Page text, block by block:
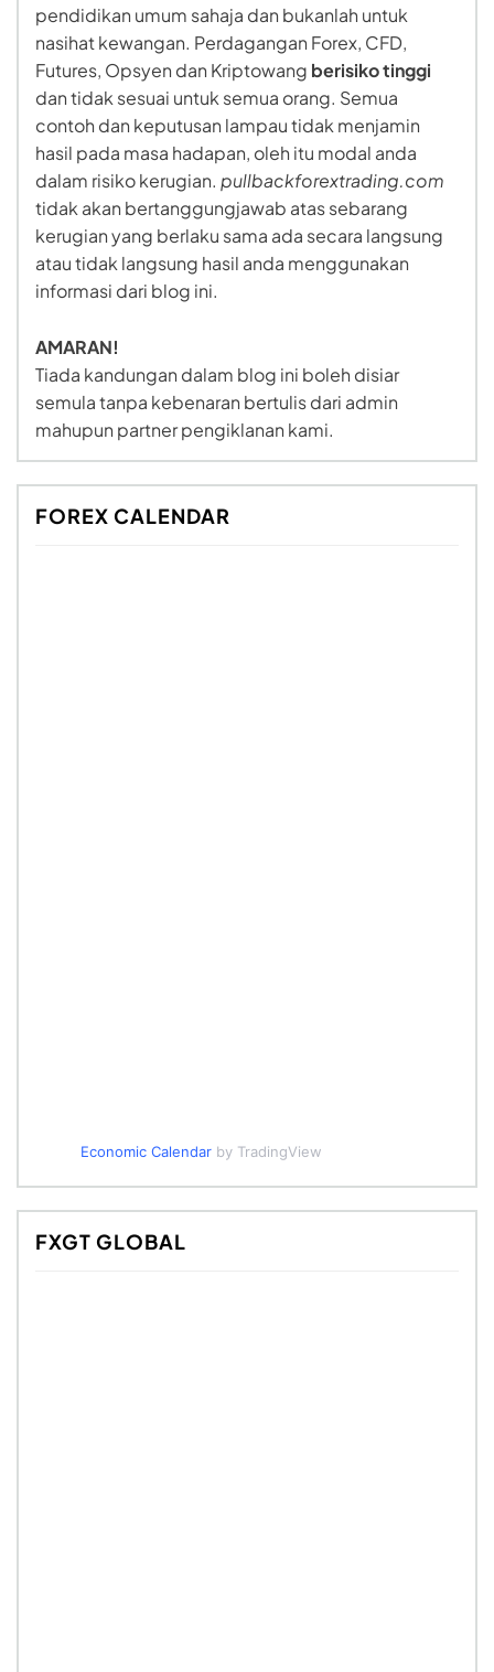
pendidikan umum sahaja dan bukanlah untuk
nasihat kewangan. Perdagangan Forex, CFD,
Futures, Opsyen dan Kriptowang berisiko tinggi
dan tidak sesuai untuk semua orang. Semua
contoh dan keputusan lampau tidak menjamin
hasil pada masa hadapan, oleh itu modal anda
dalam risiko kerugian. pullbackforextrading.com
tidak akan bertanggungjawab atas sebarang
kerugian yang berlaku sama ada secara langsung
atau tidak langsung hasil anda menggunakan
informasi dari blog ini.
AMARAN!
Tiada kandungan dalam blog ini boleh disiar
semula tanpa kebenaran bertulis dari admin
mahupun partner pengiklanan kami.
FOREX CALENDAR
Economic Calendarby TradingView
FXGT GLOBAL